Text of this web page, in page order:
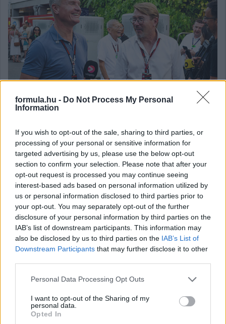
formula.hu - Do Not Process My Personal
Information
If you wish to opt-out of the sale, sharing to third parties, or
processing of your personal or sensitive information for
targeted advertising by us, please use the below opt-out
section to confirm your selection. Please note that after your
opt-out request is processed you may continue seeing
interest-based ads based on personal information utilized by
us or personal information disclosed to third parties prior to
your opt-out. You may separately opt-out of the further
disclosure of your personal information by third parties on the
IAB’s list of downstream participants. This information may
also be disclosed by us to third parties on the IAB’s List of
Downstream Participants that may further disclose it to other
Please note that this website/app uses one or more Google
not limited to your visit or usage behaviour. You may click to
grant or deny consent to Google and its third-party tags to
use your data for below specified purposes in below Google
Personal Data Processing Opt Outs
I want to opt-out of the Sharing of my
personal data.
Opted In
fotó: DPPI
Gobodics Tamás
4 napja
Megvan, mikor kezdődik az F1-es Bahreini
Nagydíj Malajziában
Mint ismert, október első hétvégéjén visszatér az F1
Malajziába, Sepangba, ahol 2017 után rendeznek újra versenyt,
méghozzá a Bahreini Nagydíjat. A furcsaságról sokat írtunk
már, de az FIA idő közben megerősítette a legfontosabb
az időeltolódás miatt azt jelenti, hogy nálunk, Magyarországon
reggel 9:00-kor rajtolhat majd el a futam vasárnap.